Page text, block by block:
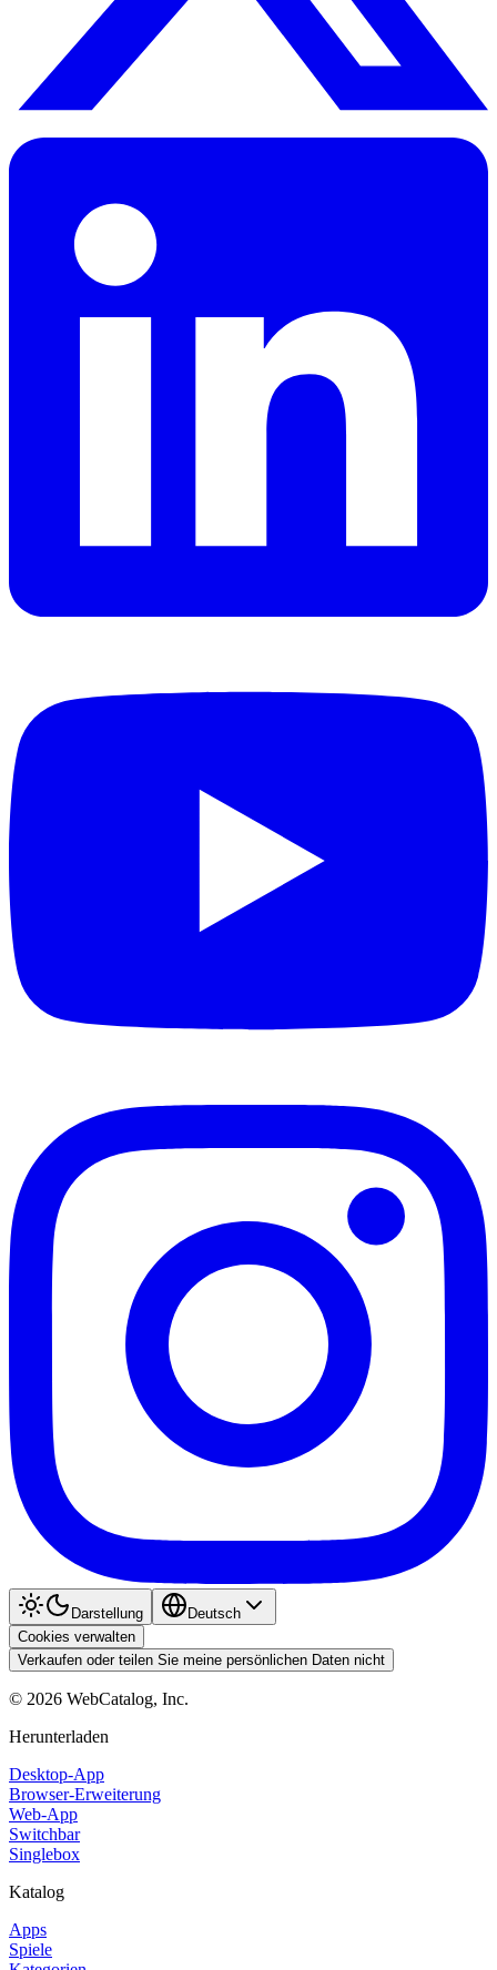
Darstellung
Deutsch
Cookies verwalten
Verkaufen oder teilen Sie meine persönlichen Daten nicht
© 2026 WebCatalog, Inc.
Herunterladen
Desktop-App
Browser-Erweiterung
Web-App
Switchbar
Singlebox
Katalog
Apps
Spiele